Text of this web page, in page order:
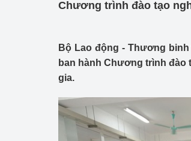
Chương trình đào tạo
Bộ Lao động - Thương binh
ban hành Chương trình đào
gia.